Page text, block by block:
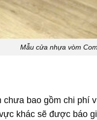
Mẫu cửa nhựa vòm
chưa bao gồm chi phí
khác sẽ được báo